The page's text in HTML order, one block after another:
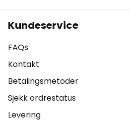
Kundeservice
FAQs
Kontakt
Betalingsmetoder
Sjekk ordrestatus
Levering